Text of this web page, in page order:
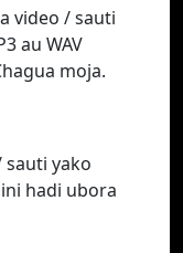
video / sauti
au WAV
moja.
sauti yako
hadi ubora